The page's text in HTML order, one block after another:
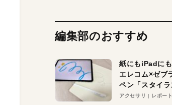
編集部のおすすめ
紙にもiPadに
エレコム×ゼブ
ペン「スタイラ
ェイ」レビュー
アクセサリ レポート